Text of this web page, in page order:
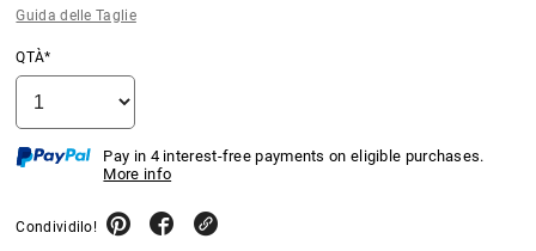
Guida delle Taglie
QTÀ*
Pay in 4 interest-free payments on eligible purchases.
More info
Condividilo!